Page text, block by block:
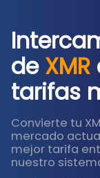
de XMR
tarifas
Convierte tu
mercado actual
mejor tarifa
nuestro